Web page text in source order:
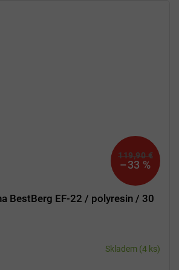
119,90 €
–33 %
BestBerg EF-22 / polyresin / 30
Skladem (4 ks)